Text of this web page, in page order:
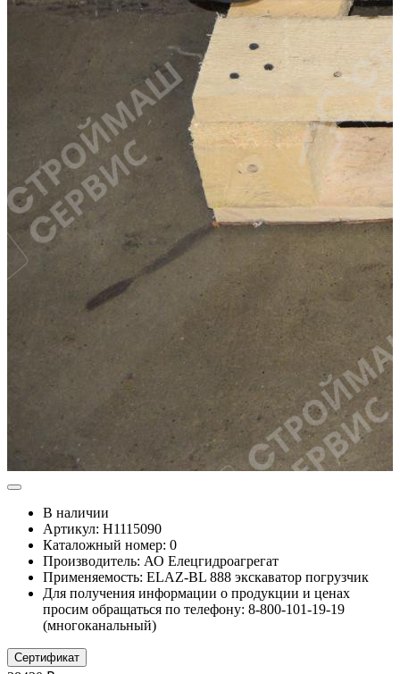
В наличии
Артикул: Н1115090
Каталожный номер: 0
Производитель: АО Елецгидроагрегат
Применяемость: ELAZ-BL 888 экскаватор погрузчик
Для получения информации о продукции и ценах
просим обращаться по телефону: 8-800-101-19-19
(многоканальный)
Сертификат